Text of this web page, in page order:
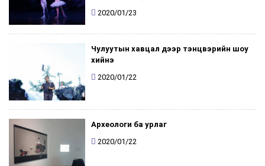
2020/01/23
Чулуутын хавцал дээр тэнцвэрийн шоу
хийнэ
2020/01/22
Археологи ба урлаг
2020/01/22